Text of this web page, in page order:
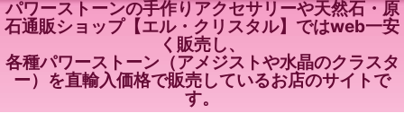
パワーストーンの手作りアクセサリーや天然石・原
石通販ショップ【エル・クリスタル】ではweb一安
く販売し、
各種パワーストーン（アメジストや水晶のクラスタ
ー）を直輸入価格で販売しているお店のサイトで
す。